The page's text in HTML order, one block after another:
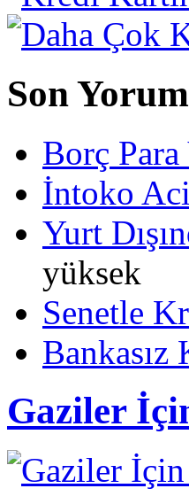
Son
Borç
İntoko
Yurt
yüksek
Senetle
Bankasız
Gaziler